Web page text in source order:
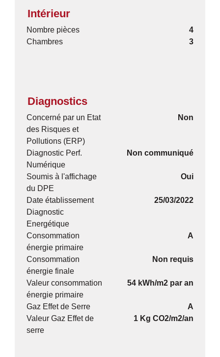
Intérieur
Nombre pièces
4
Chambres
3
Diagnostics
Concerné par un Etat
des Risques et
Pollutions (ERP)
Non
Diagnostic Perf.
Numérique
Non communiqué
Soumis à l'affichage
du DPE
Oui
Date établissement
Diagnostic
Energétique
25/03/2022
Consommation
énergie primaire
A
Consommation
énergie finale
Non requis
Valeur consommation
énergie primaire
54 kWh/m2 par an
Gaz Effet de Serre
A
Valeur Gaz Effet de
serre
1 Kg CO2/m2/an